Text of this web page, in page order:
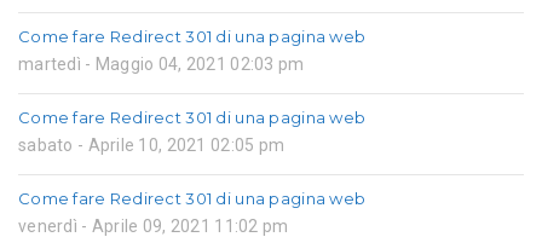
Come fare Redirect 301 di una pagina web
martedì - Maggio 04, 2021 02:03 pm
Come fare Redirect 301 di una pagina web
sabato - Aprile 10, 2021 02:05 pm
Come fare Redirect 301 di una pagina web
venerdì - Aprile 09, 2021 11:02 pm